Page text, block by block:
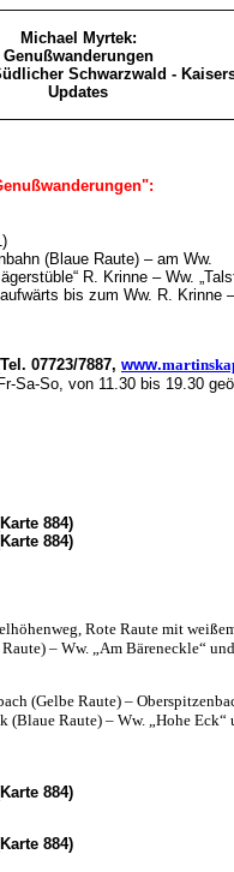
Michael Myrtek:
Genußwanderungen
Schwarzwald -
Updates
(Blaue Raute) – am Ww.
R. Krinne – Ww.
bis zum Ww. R. Krinne
07723/7887, www.
Sa-So, von 11.30 bis 19.30
884)
884)
Rote Raute mit
– Ww. „Am Bäreneckle“
(Gelbe Raute) –
(Blaue Raute) – Ww. „Hohe Eck“
884)
884)